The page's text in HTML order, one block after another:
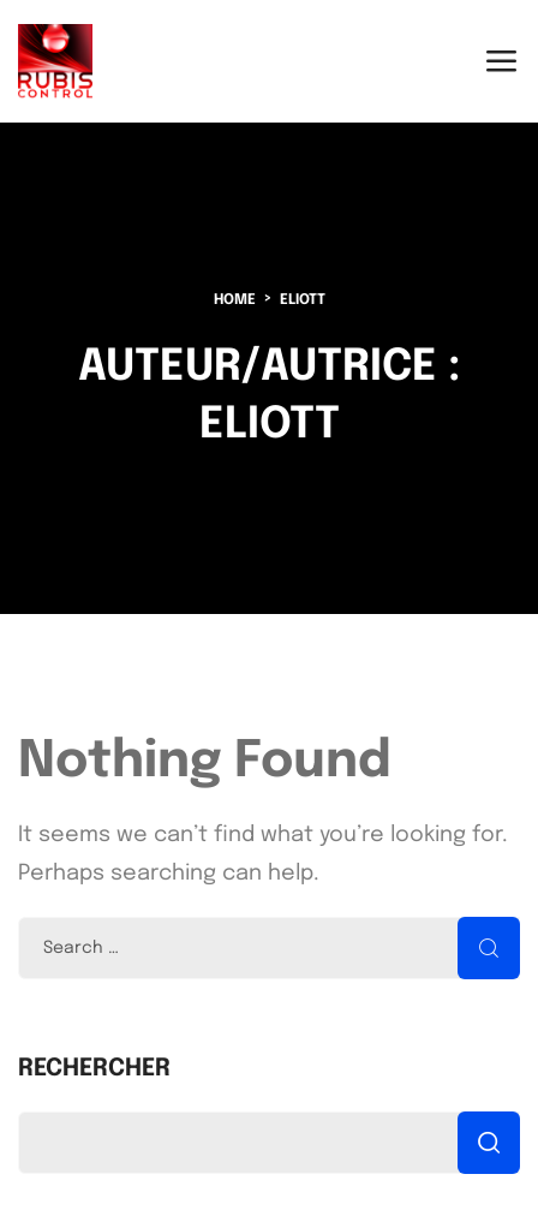
HOME ELIOTT
AUTEUR/AUTRICE :
ELIOTT
Nothing Found
It seems we can’t find what you’re looking for.
Perhaps searching can help.
RECHERCHER